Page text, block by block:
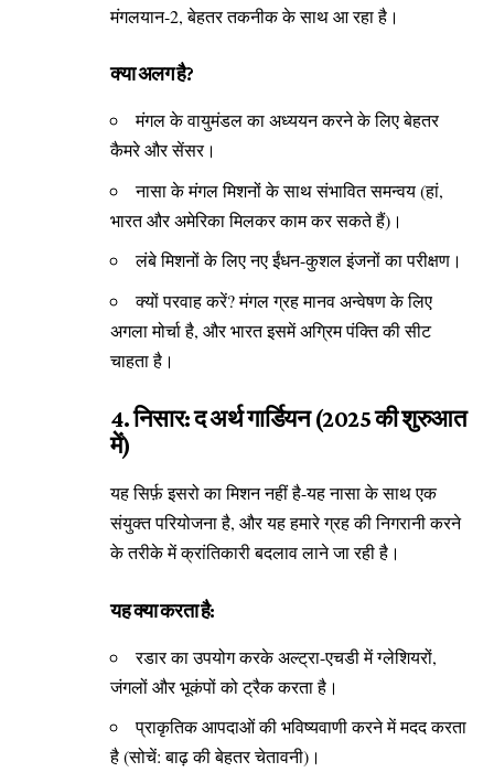
मंगलयान-2, बेहतर तकनीक के साथ आ रहा है।
क्या अलग है?
मंगल के वायुमंडल का अध्ययन करने के लिए बेहतर
कैमरे और सेंसर।
नासा के मंगल मिशनों के साथ संभावित समन्वय (हां,
भारत और अमेरिका मिलकर काम कर सकते हैं)।
लंबे मिशनों के लिए नए ईंधन-कुशल इंजनों का परीक्षण।
क्यों परवाह करें? मंगल ग्रह मानव अन्वेषण के लिए
अगला मोर्चा है, और भारत इसमें अग्रिम पंक्ति की सीट
चाहता है।
4. निसार: द अर्थ गार्डियन (2025 की शुरुआत
में)
यह सिर्फ़ इसरो का मिशन नहीं है-यह नासा के साथ एक
संयुक्त परियोजना है, और यह हमारे ग्रह की निगरानी करने
के तरीके में क्रांतिकारी बदलाव लाने जा रही है।
यह क्या करता है:
रडार का उपयोग करके अल्ट्रा-एचडी में ग्लेशियरों,
जंगलों और भूकंपों को ट्रैक करता है।
प्राकृतिक आपदाओं की भविष्यवाणी करने में मदद करता
है (सोचें: बाढ़ की बेहतर चेतावनी)।